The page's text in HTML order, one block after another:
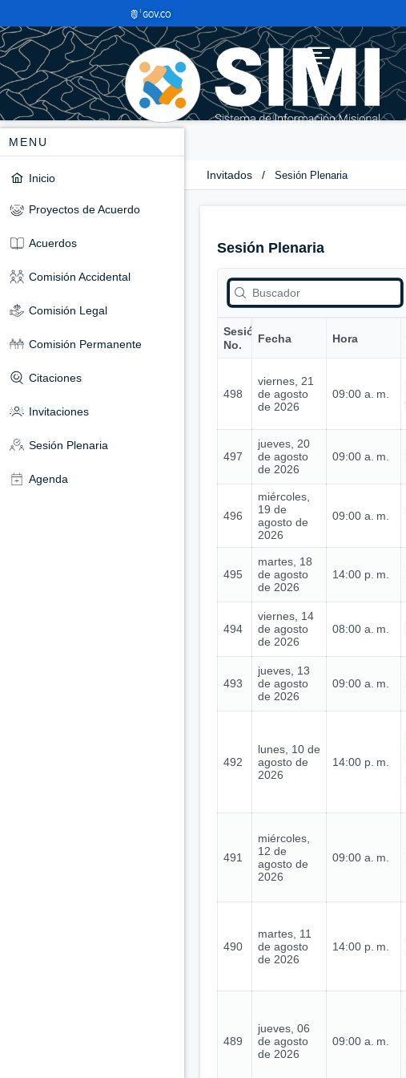
MENU
Inicio
Proyectos de Acuerdo
Acuerdos
Comisión Accidental
Comisión Legal
Comisión Permanente
Citaciones
Invitaciones
Sesión Plenaria
Agenda
Invitados / Sesión Plenaria
Sesión Plenaria
Sesión
No.
Fecha Hora
498
viernes, 21
de agosto
de 2026
09:00 a. m.
497
jueves, 20
de agosto
de 2026
09:00 a. m.
496
miércoles,
19 de
agosto de
2026
09:00 a. m.
495
martes, 18
de agosto
de 2026
14:00 p. m.
494
viernes, 14
de agosto
de 2026
08:00 a. m.
493
jueves, 13
de agosto
de 2026
09:00 a. m.
492
lunes, 10 de
agosto de
2026
14:00 p. m.
491
miércoles,
12 de
agosto de
2026
09:00 a. m.
490
martes, 11
de agosto
de 2026
14:00 p. m.
489
jueves, 06
de agosto
de 2026
09:00 a. m.